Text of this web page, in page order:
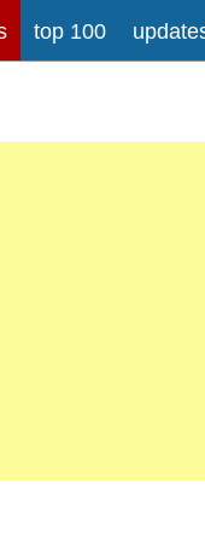
top 100
Meer
worden